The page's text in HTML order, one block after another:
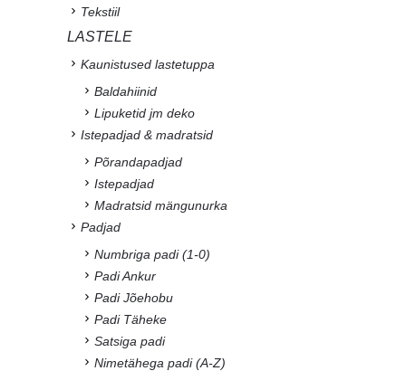
Tekstiil
LASTELE
Kaunistused lastetuppa
Baldahiinid
Lipuketid jm deko
Istepadjad & madratsid
Põrandapadjad
Istepadjad
Madratsid mängunurka
Padjad
Numbriga padi (1-0)
Padi Ankur
Padi Jõehobu
Padi Täheke
Satsiga padi
Nimetähega padi (A-Z)